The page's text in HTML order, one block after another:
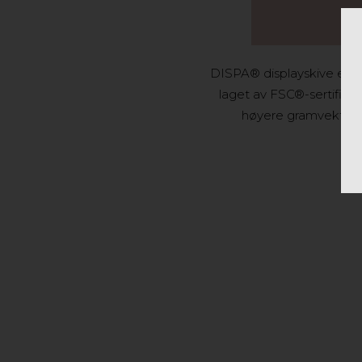
DISPA® displayskive er
laget av FSC®-
høyere gramvekt